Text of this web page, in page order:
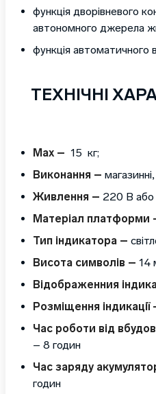
функція дворівневого
автономного джерела
функція автоматичного
ТЕХНІЧНІ
Max – 15 кг;
Виконання – магазинні,
Живлення – 220 В або
Матеріал платформи
Тип індикатора –
Висота символів – 14
Відображенния
Розміщення індикації
Час роботи від
– 8 годин
Час заряду
годин